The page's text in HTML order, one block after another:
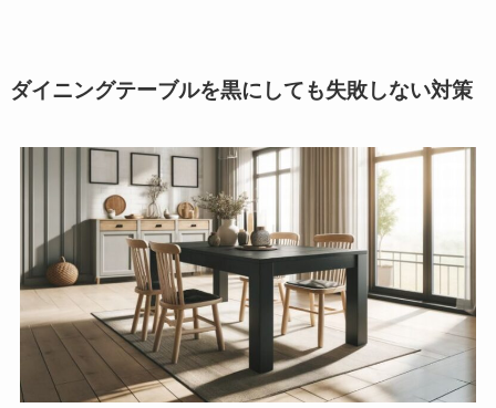
ダイニングテーブルを黒にしても失敗しない対策